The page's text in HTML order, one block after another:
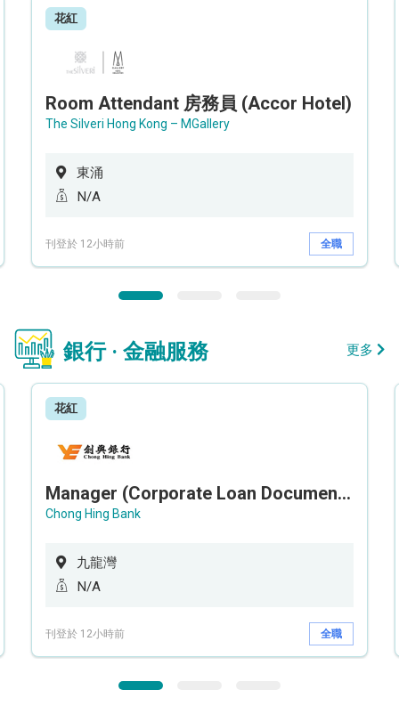
花紅
Room Attendant 房務員 (Accor Hotel)
The Silveri Hong Kong – MGallery
東涌
N/A
刊登於 12小時前 全職
銀行 · 金融服務 更多
花紅
Manager (Corporate Loan Documentation) - Credit Administration Department
Chong Hing Bank
九龍灣
N/A
刊登於 12小時前 全職